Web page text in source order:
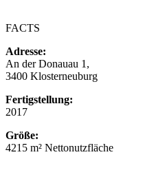
FACTS
Adresse:
An der Donauau 1,
3400 Klosterneuburg
Fertigstellung:
2017
Größe:
4215 m² Nettonutzfläche